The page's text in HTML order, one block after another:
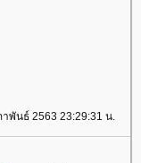
พันธ์ 2563 23:29:31 น.